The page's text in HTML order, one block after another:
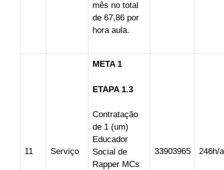
mês no total
de 67,86 por
hora aula.
11 Serviço
META 1
ETAPA 1.3
Contratação
de 1 (um)
Educador
Social de
Rapper MCs
33903965 246h/a